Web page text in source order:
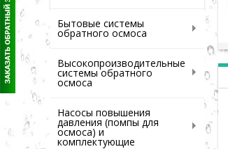
Бытовые системы
обратного осмоса
Высокопроизводительные
системы обратного
осмоса
Насосы повышения
давления (помпы для
осмоса) и
комплектующие